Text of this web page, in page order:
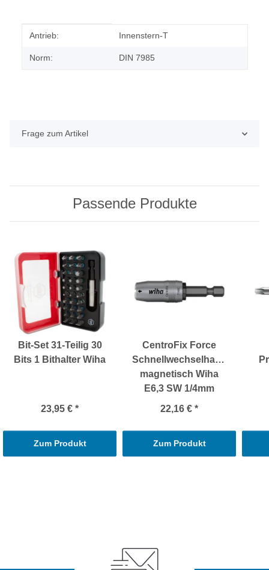
Produkteigenschaft
Wert
Antrieb: Innenstern-T
Norm: DIN 7985
Frage zum Artikel
Passende Produkte
Bit-Set 31-Teilig 30
Bits 1 Bithalter Wiha
23,95 € *
Zum Produkt
CentroFix Force
Schnellwechselhalter
magnetisch Wiha
E6,3 SW 1/4mm
22,16 € *
Zum Produkt